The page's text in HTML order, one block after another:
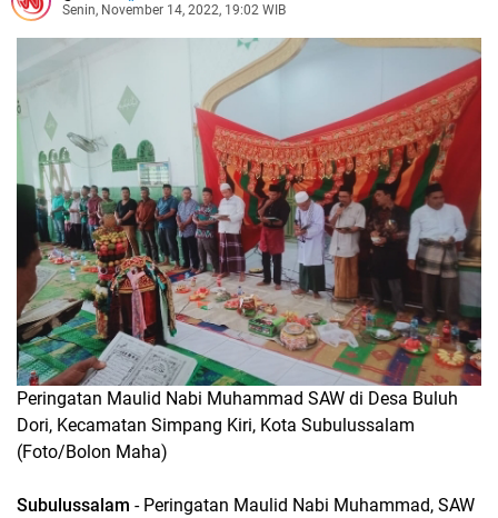
Senin, November 14, 2022, 19:02 WIB
Peringatan Maulid Nabi Muhammad SAW di Desa Buluh
Dori, Kecamatan Simpang Kiri, Kota Subulussalam
(Foto/Bolon Maha)
Subulussalam - Peringatan Maulid Nabi Muhammad, SAW